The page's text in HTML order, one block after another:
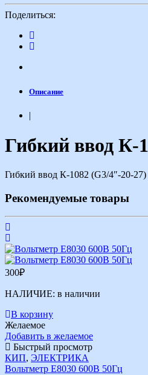
Поделиться:
Описание
|
Гибкий ввод К-
Гибкий ввод К-1082 (G3/4″-20-
Рекомендуемые товары
300₽
НАЛИЧИЕ: в наличии
В корзину
Желаемое
Добавить в желаемое
Быстрый просмотр
КИП, ЭЛЕКТРИКА
Вольтметр Е8030 600В 50Гц